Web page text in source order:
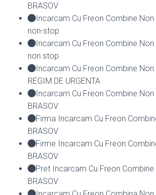
BRASOV
Incarcam Cu Freon Combine Non
non-stop
Incarcam Cu Freon Combine Non
non stop
Incarcam Cu Freon Combine Non
REGIM DE URGENTA
Incarcam Cu Freon Combine
BRASOV
Firma Incarcam Cu Freon
BRASOV
Firme Incarcam Cu Freon
BRASOV
Pret Incarcam Cu Freon
BRASOV